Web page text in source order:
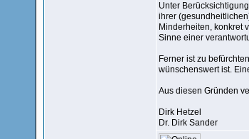
Unter
ihrer
Minderheiten, konkret
Sinne einer
Ferner ist zu
wünschenswert ist.
Aus diesen Gründen
Dirk Hetzel
Dr. Dirk Sander